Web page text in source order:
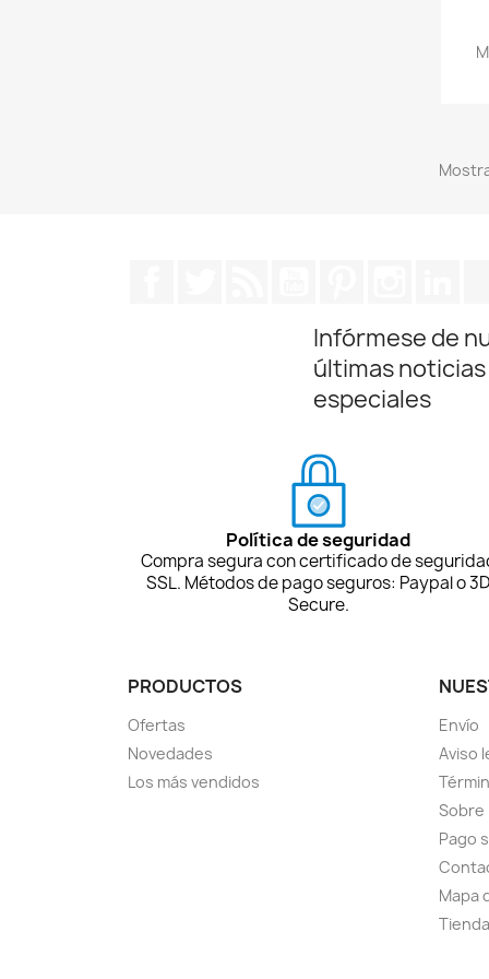
Infórmese de
últimas
especiales
Política de seguridad
Compra segura con certificado de
SSL. Métodos de pago seguros: Paypal o
Secure.
PRODUCTOS
Ofertas
Novedades
Los más vendidos
Envío
Aviso
Pago
Mapa